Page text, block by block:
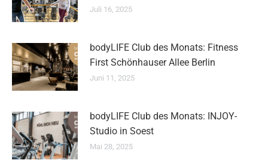
Juli 16, 2025
bodyLIFE Club des Monats: Fitness
First Schönhauser Allee Berlin
Juni 11, 2025
bodyLIFE Club des Monats: INJOY-
Studio in Soest
Mai 28, 2025